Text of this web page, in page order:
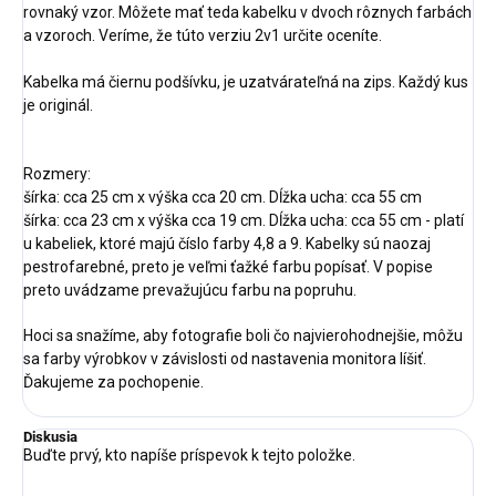
rovnaký vzor. Môžete mať teda kabelku v dvoch rôznych farbách
a vzoroch. Veríme, že túto verziu 2v1 určite oceníte.
Kabelka má čiernu podšívku, je uzatvárateľná na zips. Každý kus
je originál.
Rozmery:
šírka: cca 25 cm x výška cca 20 cm. Dĺžka ucha: cca 55 cm
šírka: cca 23 cm x výška cca 19 cm. Dĺžka ucha: cca 55 cm - platí
u kabeliek, ktoré majú číslo farby 4,8 a 9. Kabelky sú naozaj
pestrofarebné, preto je veľmi ťažké farbu popísať. V popise
preto uvádzame prevažujúcu farbu na popruhu.
Hoci sa snažíme, aby fotografie boli čo najvierohodnejšie, môžu
sa farby výrobkov v závislosti od nastavenia monitora líšiť.
Ďakujeme za pochopenie.
Diskusia
Buďte prvý, kto napíše príspevok k tejto položke.